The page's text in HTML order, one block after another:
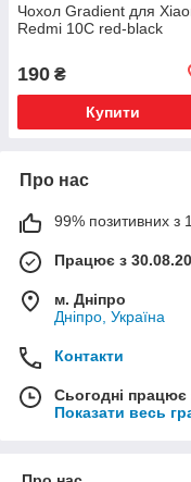
Чохол Gradient для
Redmi 10C red-black
190 ₴
Купити
Про нас
99% позитивних з
Працює з
м. Дніпро
Дніпро, Україна
Контакти
Сьогодні працює
Показати весь